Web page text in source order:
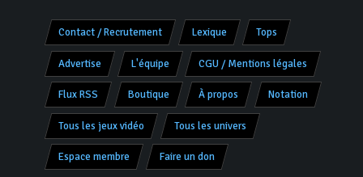
Contact / Recrutement Lexique Tops
Advertise L'équipe CGU / Mentions légales
Flux RSS Boutique À propos Notation
Tous les jeux vidéo Tous les univers
Espace membre Faire un don